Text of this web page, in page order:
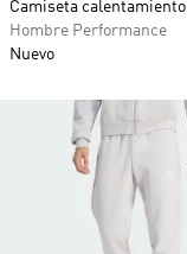
Camiseta
Hombre Performance
Nuevo